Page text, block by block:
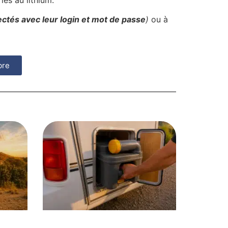
avec leur login et mot de passe) ou à